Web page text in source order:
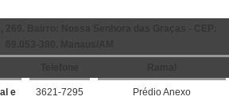
e
3621-7295 Prédio Anexo